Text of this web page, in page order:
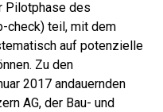
Pilotphase des
check) teil, mit dem
auf potenzielle
Zu den
2017 andauernden
AG, der Bau- und